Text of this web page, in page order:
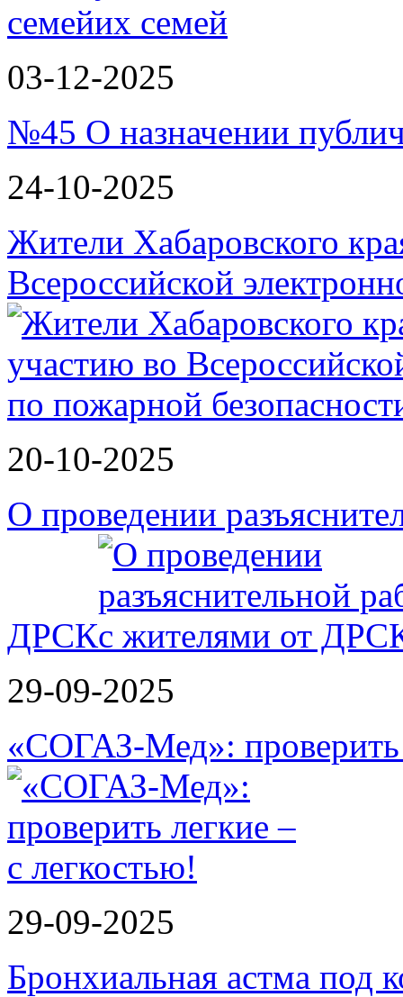
семей
03-12-2025
№45 О назначении
24-10-2025
Жители Хабаровского
Всероссийской
20-10-2025
О проведении
ДРСК
29-09-2025
«СОГАЗ-Мед»: проверить
29-09-2025
Бронхиальная астма под